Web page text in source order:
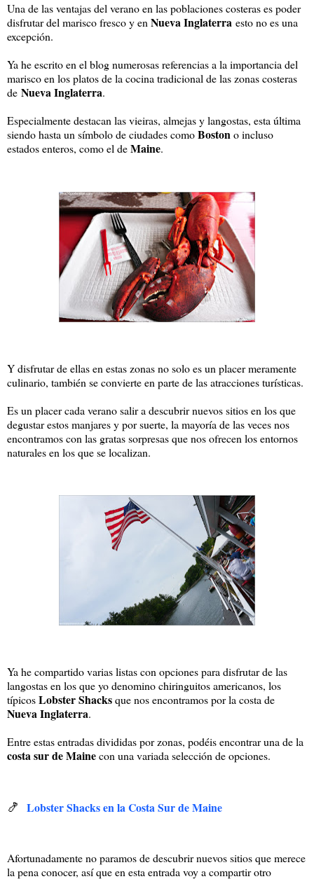
Una de las ventajas del verano en las poblaciones costeras es poder
disfrutar del marisco fresco y enNueva Inglaterra esto no es una
excepción.
Ya he escrito en el blog numerosas referencias a la importancia del
marisco en los platos de la cocina tradicional de las zonas costeras
de Nueva Inglaterra.
Especialmente destacan las vieiras, almejas y langostas, esta última
siendo hasta un símbolo de ciudades comoBostono incluso
estados enteros, como el deMaine.
Y disfrutar de ellas en estas zonas no solo es un placer meramente
culinario, también se convierte en parte de las atracciones turísticas.
Es un placer cada verano salir a descubrir nuevos sitios en los que
degustar estos manjares y por suerte, la mayoría de las veces nos
encontramos con las gratas sorpresas que nos ofrecen los entornos
naturales en los que se localizan.
Ya he compartido varias listas con opciones para disfrutar de las
langostas en los que yo denomino chiringuitos americanos, los
típicosLobster Shacksque nos encontramos por la costa de
Nueva Inglaterra.
Entre estas entradas divididas por zonas, podéis encontrar una de la
costa sur de Mainecon una variada selección de opciones.
🍤 Lobster Shacks en la Costa Sur de Maine
Afortunadamente no paramos de descubrir nuevos sitios que merece
la pena conocer, así que en esta entrada voy a compartir otro